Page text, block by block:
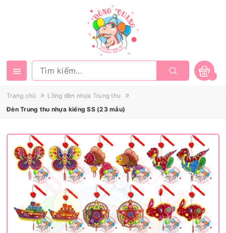
Trang chủ » Lồng đèn nhựa Trung thu »
Đèn Trung thu nhựa kiếng SS (23 mẫu)